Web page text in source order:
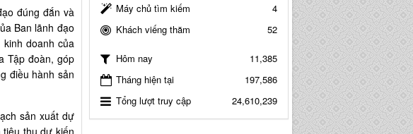
đúng đắn và
Ban lãnh đạo
doanh của
Tập đoàn, góp
điều hành sản
sản xuất dự
thụ dự kiến
Máy chủ tìm kiếm
4
Khách viếng thăm
52
Hôm nay
11,385
Tháng hiện tại
197,586
Tổng lượt truy cập
24,610,239